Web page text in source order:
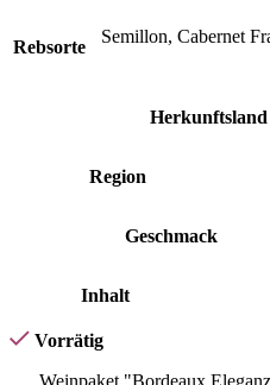
Rebsorte
Semillon, Cabernet
Herkunftsland
Region
Geschmack
Inhalt
Vorrätig